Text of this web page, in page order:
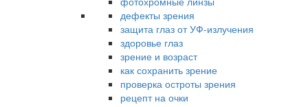
дефекты зрения
защита глаз от УФ-излучения
здоровье глаз
зрение и возраст
как сохранить зрение
проверка остроты зрения
рецепт на очки